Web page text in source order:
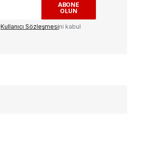
ABONE
OLUN
Kullanıcı Sözleşmesini kabul